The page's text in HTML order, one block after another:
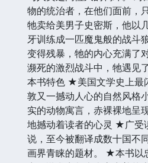
物的统治者，在他们面前，
牠卖给美男子史密斯，他以
牙训练成一匹魔鬼般的战斗
变得残暴，牠的内心充满了
濒死的激烈战斗中，牠遇见
本书特色 ★美国文学史上
敦又一撼动人心的自然风格
实的动物寓言，赤裸裸地呈
地撼动着读者的心灵 ★广受
说，至今被翻译成数十国不
画界青睐的题材。 ★本书以